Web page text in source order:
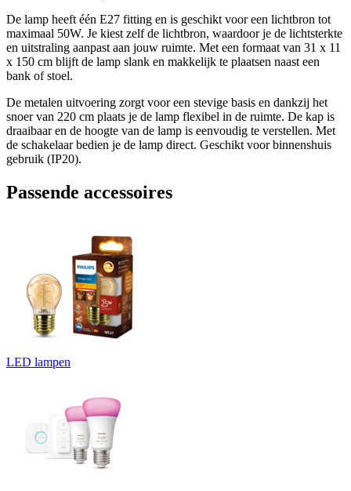
De lamp heeft één E27 fitting en is geschikt voor een lichtbron tot
maximaal 50W. Je kiest zelf de lichtbron, waardoor je de lichtsterkte
en uitstraling aanpast aan jouw ruimte. Met een formaat van 31 x 11
x 150 cm blijft de lamp slank en makkelijk te plaatsen naast een
bank of stoel.
De metalen uitvoering zorgt voor een stevige basis en dankzij het
snoer van 220 cm plaats je de lamp flexibel in de ruimte. De kap is
draaibaar en de hoogte van de lamp is eenvoudig te verstellen. Met
de schakelaar bedien je de lamp direct. Geschikt voor binnenshuis
gebruik (IP20).
Passende accessoires
LED lampen